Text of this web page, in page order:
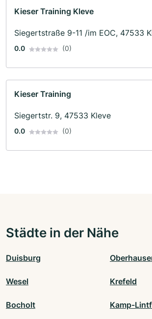
Kieser Training Kleve
Siegertstraße 9-11 /im EOC, 47533
0.0 (0)
Kieser Training
Siegertstr. 9, 47533 Kleve
0.0 (0)
Städte in der Nähe
Duisburg
Wesel Krefeld
Bocholt Kamp-